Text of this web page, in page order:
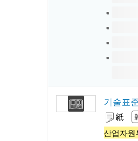
기술표
紙
산업자원